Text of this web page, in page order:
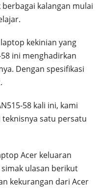
kalangan mulai
kekinian yang
ini menghadirkan
Dengan spesifikasi
58 kali ini, kami
satu persatu
Acer keluaran
ulasan berikut
kekurangan dari Acer